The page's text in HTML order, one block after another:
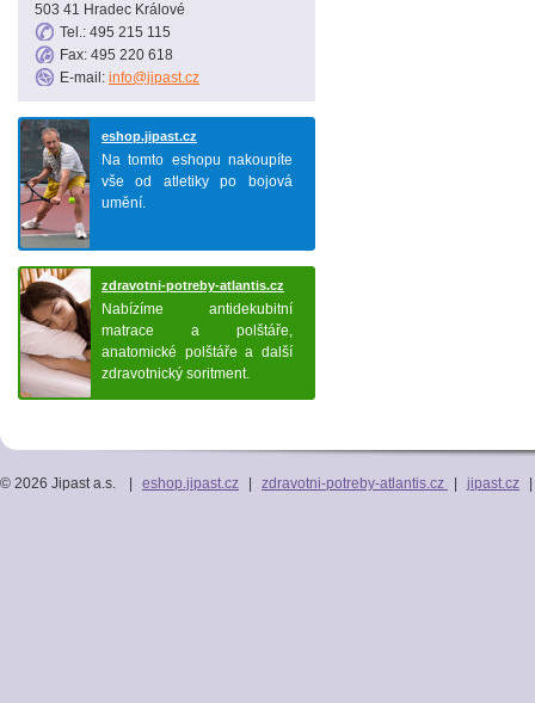
503 41 Hradec Králové
Tel.: 495 215 115
Fax: 495 220 618
E-mail: info@jipast.cz
eshop.jipast.cz
Na tomto eshopu nakoupíte
vše od atletiky po bojová
umění.
zdravotni-potreby-atlantis.cz
Nabízíme antidekubitní
matrace a polštáře,
anatomické polštáře a další
zdravotnický soritment.
eshop.jipast.cz zdravotni-potreby-atlantis.cz jipast.cz
© 2026 Jipast a.s.